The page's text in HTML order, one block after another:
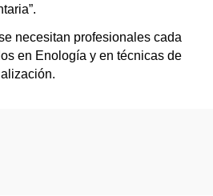
necesitan profesionales cada
en Enología y en técnicas de